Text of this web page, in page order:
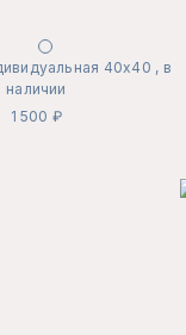
40х40 , в
наличии
1 500 ₽